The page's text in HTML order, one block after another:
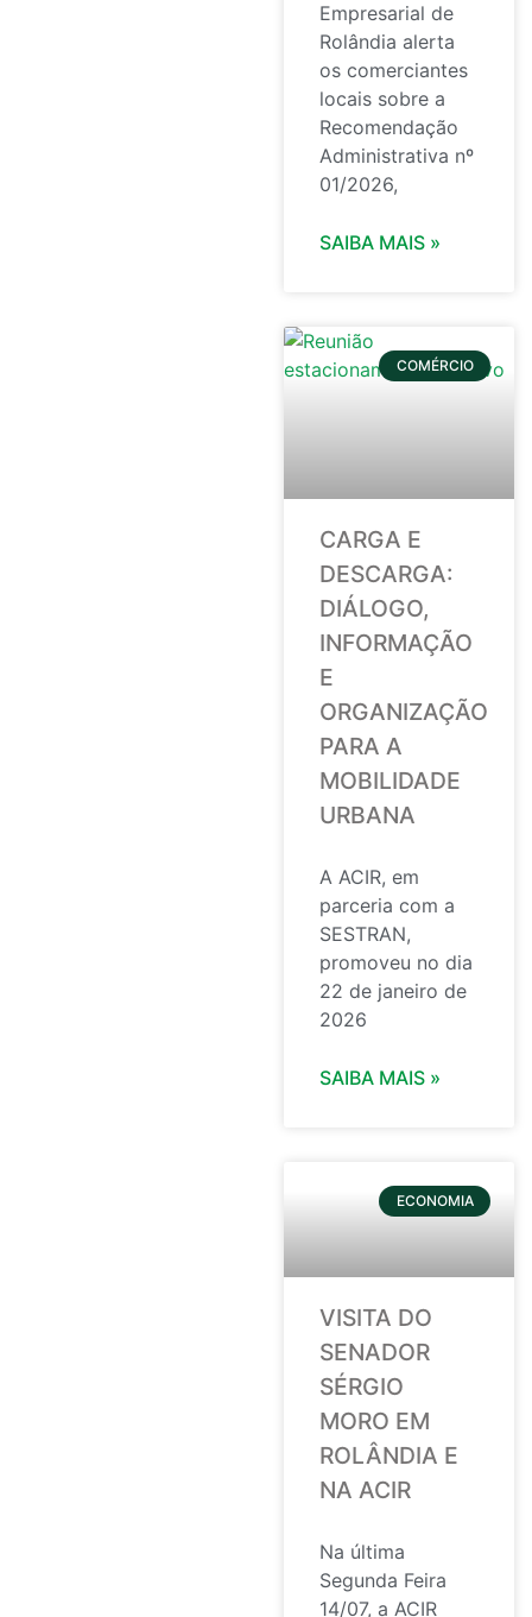
Empresarial de
Rolândia alerta
os comerciantes
locais sobre a
Recomendação
Administrativa nº
01/2026,
SAIBA MAIS »
COMÉRCIO
CARGA E
DESCARGA:
DIÁLOGO,
INFORMAÇÃO
E
ORGANIZAÇÃO
PARA A
MOBILIDADE
URBANA
A ACIR, em
parceria com a
SESTRAN,
promoveu no dia
22 de janeiro de
2026
SAIBA MAIS »
ECONOMIA
VISITA DO
SENADOR
SÉRGIO
MORO EM
ROLÂNDIA E
NA ACIR
Na última
Segunda Feira
14/07, a ACIR